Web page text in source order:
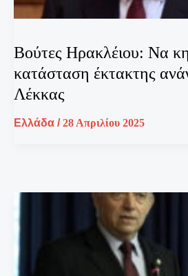
Βούτες Ηρακλέιου: Να
κατάσταση έκτακτης
Λέκκας
Ελλάδα /28 Απριλίου 2025